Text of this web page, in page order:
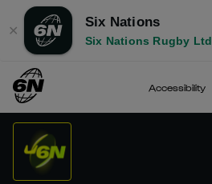
✕
Six Nations
Six Nations Rugby Ltd
Accessibility